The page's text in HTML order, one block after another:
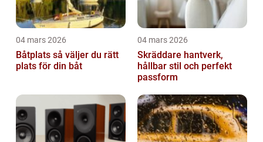
04 mars 2026
Båtplats så väljer du rätt
plats för din båt
04 mars 2026
Skräddare hantverk,
hållbar stil och perfekt
passform